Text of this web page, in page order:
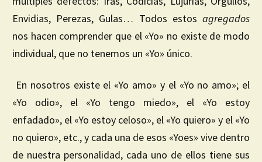
Envidias, Perezas, Gulas… Todos estos agregados
nos hacen comprender que el «Yo» no existe de modo
individual, que no tenemos un «Yo» único.
En nosotros existe el «Yo amo» y el «Yo no amo»; el
«Yo odio», el «Yo tengo miedo», el «Yo estoy
enfadado», el «Yo estoy celoso», el «Yo quiero» y el «Yo
no quiero», etc., y cada una de esos «Yoes» vive dentro
de nuestra personalidad, cada uno de ellos tiene sus